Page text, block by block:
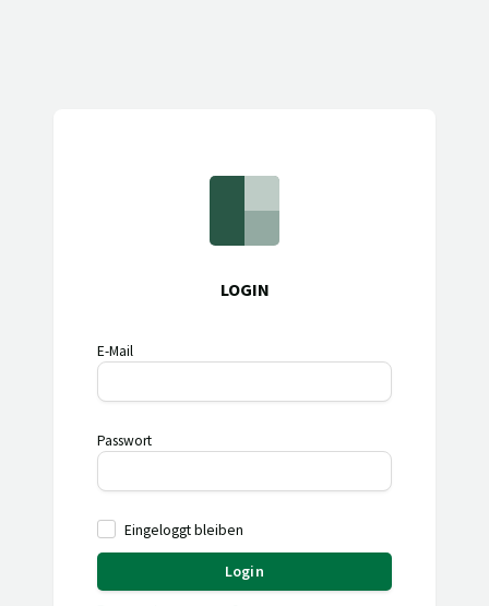
LOGIN
E-Mail
Passwort
Eingeloggt bleiben
Login